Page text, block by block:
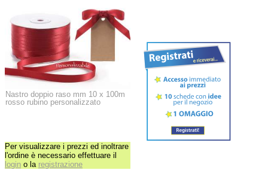
Nastro doppio raso mm 10 x 100m
rosso rubino personalizzato
Per visualizzare i prezzi ed inoltrare
l'ordine è necessario effettuare il
login o la registrazione